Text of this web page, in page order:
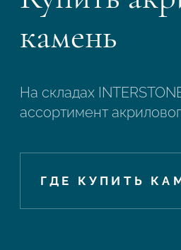
камень
На складах
ассортимент
ГДЕ КУПИТЬ